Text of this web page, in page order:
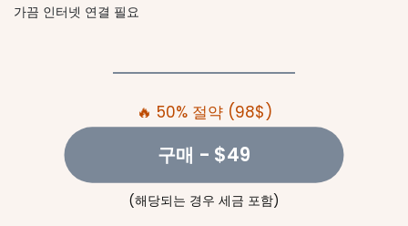
가끔 인터넷 연결 필요
🔥 50% 절약 (98$)
구매 - $49
(해당되는 경우 세금 포함)